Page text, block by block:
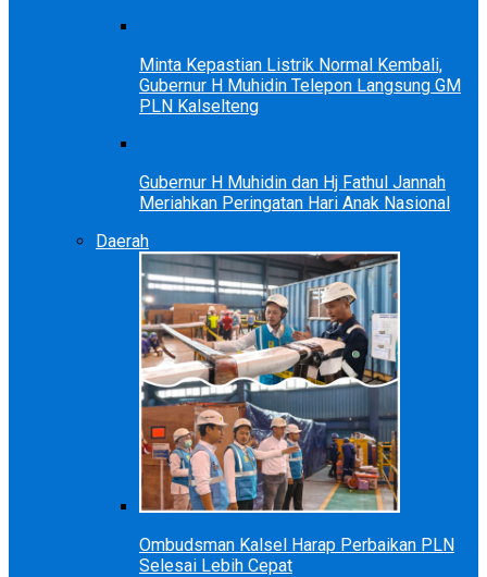
Minta Kepastian Listrik Normal Kembali,
Gubernur H Muhidin Telepon Langsung GM
PLN Kalselteng
Gubernur H Muhidin dan Hj Fathul Jannah
Meriahkan Peringatan Hari Anak Nasional
Daerah
Ombudsman Kalsel Harap Perbaikan PLN
Selesai Lebih Cepat